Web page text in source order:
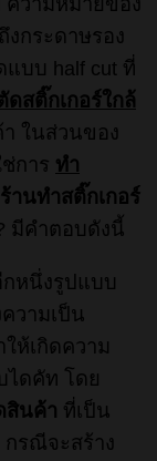
กระดาษรอง
บบ half cut ที่
ดสติ๊กเกอร์ใกล้
ในส่วนของ
การ ทำ
ร้านทําสติ๊กเกอร์
มีคำตอบดังนี้
กหนึ่งรูปแบบ
วามเป็น
ห้เกิดความ
ไดคัท โดย
สินค้า ที่เป็น
กรณีจะสร้าง